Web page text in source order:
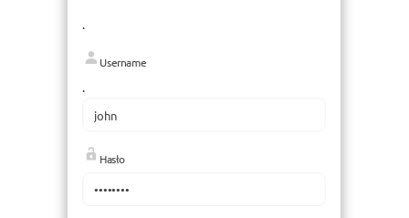
.
Username
.
Hasło